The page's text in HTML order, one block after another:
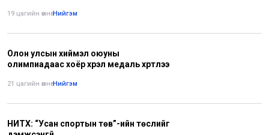
19 цагийн өмнө•Нийгэм
Олон улсын хиймэл оюуны
олимпиадаас хоёр хүрэл медаль хүртлээ
21 цагийн өмнө•Нийгэм
НИТХ: “Усан спортын төв”-ийн төслийг